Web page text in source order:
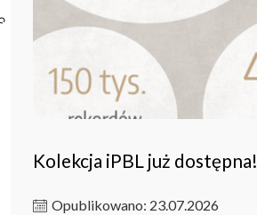
Poczta ibl.waw.pl
Kontakt
Kolekcja iPBL już dostępna!
Opublikowano: 23.07.2026